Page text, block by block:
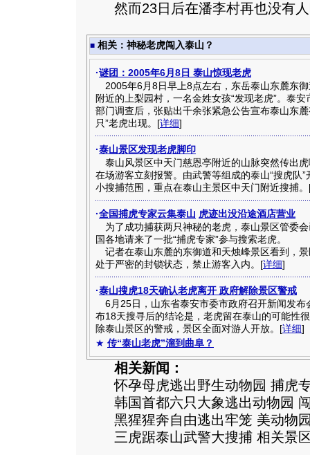
然而23日后在潘李村再也没有
■ 相关：神秘老虎闯入泰山？
·谜团：2005年6月8日 泰山惊现老虎
2005年6月8日早上8点左右，东岳泰山东麓东
附近的上梨园村，一名金姓女孩“发现老虎”。泰安
部门调查后，张贴出千余张紧急公告宣布泰山东麓
只”老虎出现。[详细]
·泰山景区发现老虎脚印
泰山风景区中天门慈恩亭附近的山脉突然传出
在场游客立刻报警。由武警等组成的泰山“搜虎队”
小搜捕范围，重点在泰山主景区中天门附近搜捕
·全国捕虎专家云集泰山 虎迹出没沿途酒店营业
为了成功捕获两只神秘的老虎，泰山景区管委
国各地请来了一批“捕虎专家”参与搜索老虎。
记者在泰山东麓的东御道和天烛峰景区看到，
处于严密的封锁状态，禁止游客入内。[详细]
·泰山搜虎18天确认老虎离开 政府解除景区警戒
6月25日，山东省泰安市委市政府召开新闻发布
布18天搜寻后的结论是，老虎留在泰山的可能性
除泰山景区的警戒，景区全面对游人开放。[详细]
★ 传“泰山老虎”溜到曲阜？
相关新闻：
怀孕母虎逃出野生动物园 捕虎
韩国首都六只大象逃出动物园
黑猩猩奔自由逃出牢笼 美动物
三虎踞泰山武警大搜捕 相关景